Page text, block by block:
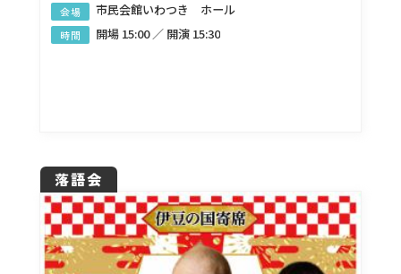
会場 市民会館いわつき ホール
時間 開場 15:00 ／ 開演 15:30
落語会